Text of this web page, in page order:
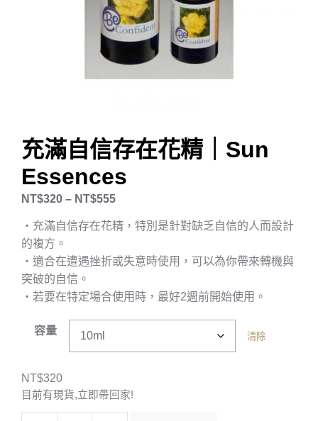
充滿自信存在花精｜Sun
Essences
NT$320 – NT$555
・充滿自信存在花精，特別是針對缺乏自信的人而設計
的複方。
・適合在遭遇挫折或失意時使用，可以為你帶來轉機與
突破的自信。
・若要在特定場合使用時，最好2週前開始使用。
容量 清除
NT$320
目前有現貨,立即帶回家!